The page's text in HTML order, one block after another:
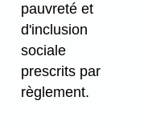
pauvreté et
d'inclusion
sociale
prescrits par
règlement.